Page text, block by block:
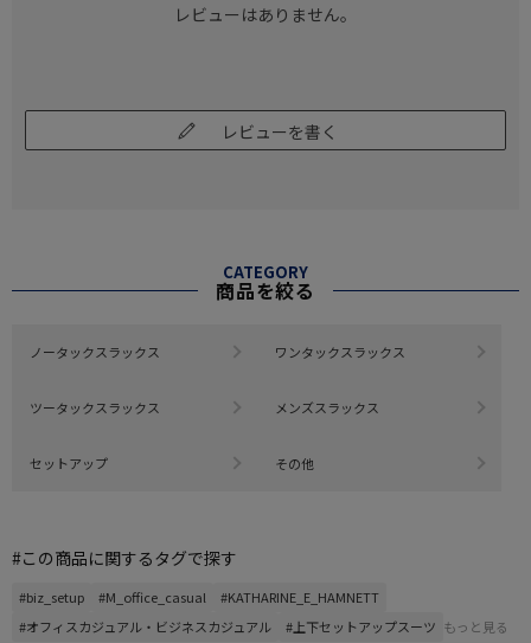
レビューはありません。
レビューを書く
CATEGORY
商品を絞る
ノータックスラックス ワンタックスラックス
ツータックスラックス メンズスラックス
セットアップ その他
#この商品に関するタグで探す
#biz_setup #M_office_casual
#KATHARINE_E_HAMNETT
#オフィスカジュアル・ビジネスカジュアル
#上下セットアップスーツ もっと見る